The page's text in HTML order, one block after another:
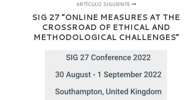
ARTÍCULO SIGUIENTE
SIG 27 “ONLINE MEASURES AT THE
CROSSROAD OF ETHICAL AND
METHODOLOGICAL CHALLENGES”